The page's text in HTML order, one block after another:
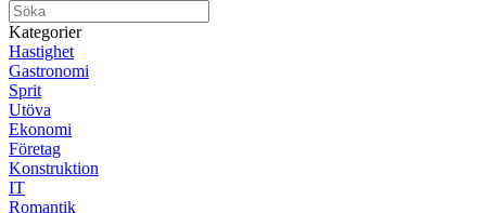
Kategorier
Hastighet
Gastronomi
Sprit
Utöva
Ekonomi
Företag
Konstruktion
IT
Romantik